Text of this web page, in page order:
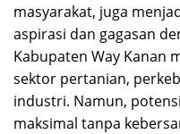
masyarakat, juga
aspirasi dan gagasan
Kabupaten Way Kanan
sektor pertanian,
industri. Namun,
maksimal tanpa